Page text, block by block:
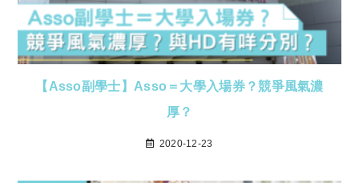
【Asso副學士】Asso＝大學入場券？競爭風氣濃
厚？
2020-12-23